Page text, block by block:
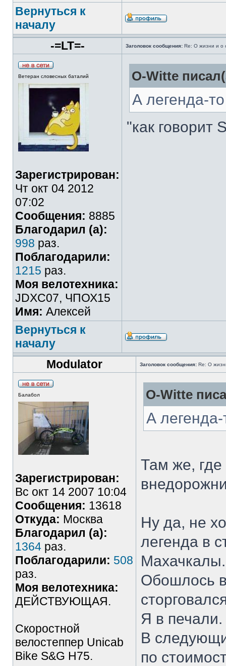
Вернуться к
началу
-=LT=-
Заголовок сообщения: Re: О жизни и о
Ветеран словесных баталий
Зарегистрирован:
Чт окт 04 2012
07:02
Сообщения: 8885
Благодарил (а):
998 раз.
Поблагодарили:
1215 раз.
Моя велотехника:
JDXC07, ЧПОХ15
Имя: Алексей
O-Witte
А легенда-
"как говорит
Вернуться к
началу
Modulator
Заголовок сообщения: Re: О
Балабол
Зарегистрирован:
Вс окт 14 2007 10:04
Сообщения: 13618
Откуда: Москва
Благодарил (а):
1364 раз.
Поблагодарили: 508
раз.
Моя велотехника:
ДЕЙСТВУЮЩАЯ.
Скоростной
велостеппер Unicab
Bike S&G Н75.
O-Witte
А легенда-
Там же, где
Ну да, не
легенда в
Махачкалы.
Обошлось
Я в печали.
В
по